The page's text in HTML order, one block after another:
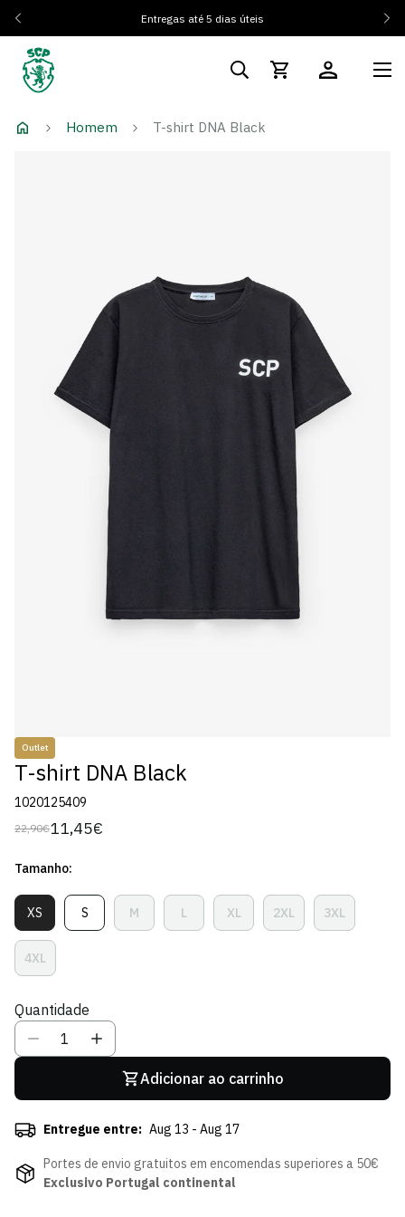
Entregas até 5 dias úteis
Homem T-shirt DNA Black
Outlet
T-shirt DNA Black
1020125409
Preço
22,90€
Preço
venda
11,45€
Tamanho:
XSVariante
Esgotada
Ou
Indisponível
SVariante
Esgotada
MVariante
Esgotada
LVariante
Esgotada
XL
Variante
Esgotada
2XLVariante
Esgotada
3XLVariante
Esgotada
4XLVariante
Esgotada
Indisponível
Quantidade
Adicionar ao carrinho
Entregue entre: Aug 13 - Aug 17
Portes de envio gratuitos em encomendas superiores a 50€
Exclusivo Portugal continental